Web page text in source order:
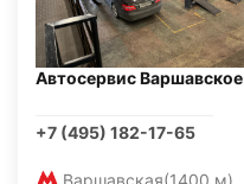
Автосервис
+7 (495) 182-17-65
Варшавская(1400 м)